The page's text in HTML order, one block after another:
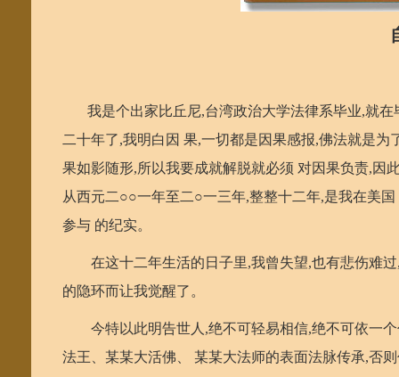
我是个出家比丘尼,台湾政治大学法律系毕业,就在
二十年了,我明白因 果,一切都是因果感报,佛法就是
果如影随形,所以我要成就解脱就必须 对因果负责,因
从西元二○○一年至二○一三年,整整十二年,是我在美
参与 的纪实。
在这十二年生活的日子里,我曾失望,也有悲伤难过
的隐环而让我觉醒了。
今特以此明告世人,绝不可轻易相信,绝不可依一个
法王、某某大活佛、 某某大法师的表面法脉传承,否